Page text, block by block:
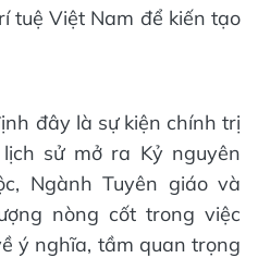
tuệ Việt Nam để kiến tạo
đây là sự kiện chính trị
sử mở ra Kỷ nguyên
Ngành Tuyên giáo và
nòng cốt trong việc
ý nghĩa, tầm quan trọng